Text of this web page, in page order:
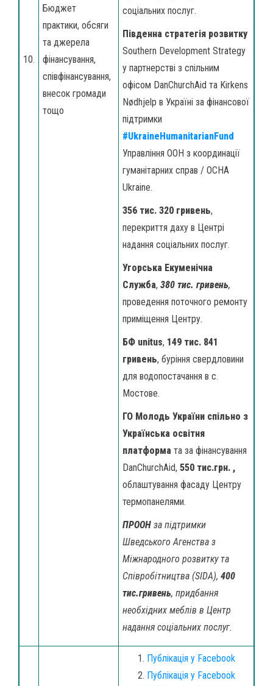
10.
Бюджет
практики, обсяги
та джерела
фінансування,
співфінансування,
внесок громади
тощо
соціальних послуг.
Південна стратегія розвитку
Southern Development Strategy
у партнерстві з спільним
офісом DanChurchAid та Kirkens
Nødhjelp в Україні за фінансової
підтримки
#UkraineHumanitarianFund
Управління ООН з координації
гуманітарних справ / OCHA
Ukraine.
356 тис. 320 гривень,
перекриття даху в Центрі
надання соціальних послуг.
Угорська Екуменічна
Служба, 380 тис. гривень,
проведення поточного ремонту
приміщення Центру.
БФ unitus, 149 тис. 841
гривень, буріння свердловини
для водопостачання в с.
Мостове.
ГО Молодь України спільно з
Українська освітня
платформа та за фінансування
DanChurchAid, 550 тис.грн. ,
облаштування фасаду Центру
термопанелями.
ПРООН за підтримки
Шведського Агенства з
Міжнародного розвитку та
Співробітництва (SIDA), 400
тис.гривень, придбання
необхідних меблів в Центр
надання соціальних послуг.
Публікація у Facebook
Публікація у Facebook